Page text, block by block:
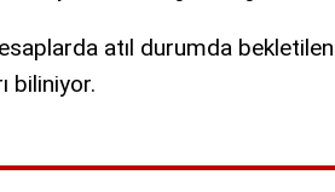
atıl durumda
biliniyor.